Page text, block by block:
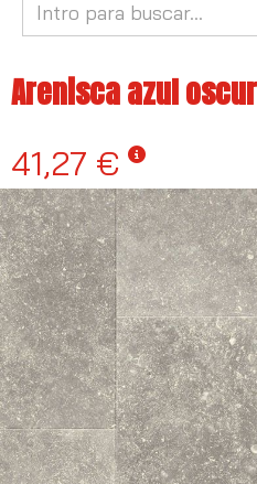
Arenisca azul
41,27 €